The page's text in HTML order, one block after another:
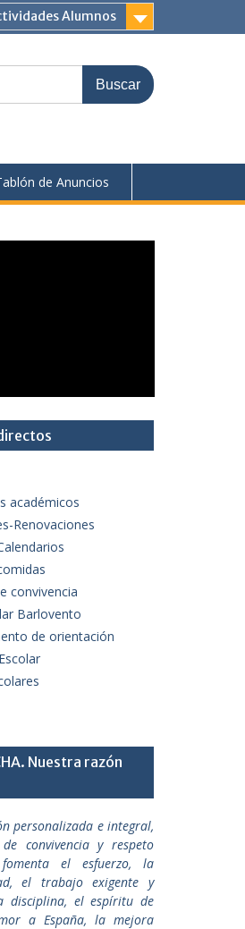
Alumnos
de Anuncios
académicos
Renovaciones
convivencia
Barlovento
de orientación
Nuestra razón
personalizada e integral,
convivencia y respeto
el esfuerzo, la
el trabajo exigente y
disciplina, el espíritu de
a España, la mejora